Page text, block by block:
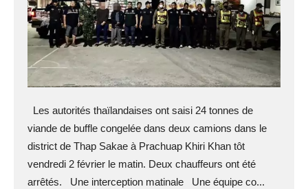
Les autorités thaïlandaises ont saisi 24 tonnes de
viande de buffle congelée dans deux camions dans le
district de Thap Sakae à Prachuap Khiri Khan tôt
vendredi 2 février le matin. Deux chauffeurs ont été
arrêtés. Une interception matinale Une équipe co...